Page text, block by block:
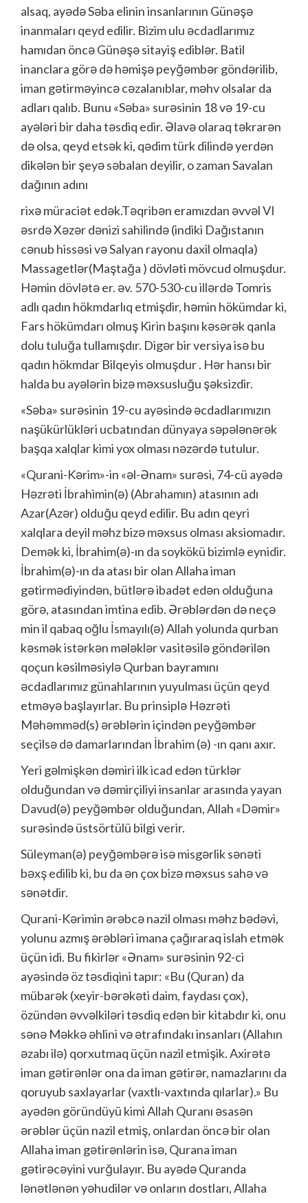
alsaq, ayədə Səba elinin insanlarının Günəşə
inanmaları qeyd edilir. Bizim ulu əcdadlarımız
hamıdan öncə Günəşə sitayiş ediblər. Batil
inanclara görə də həmişə peyğəmbər göndərilib,
iman gətirməyincə cəzalanıblar, məhv olsalar da
adları qalıb. Bunu «Səba» surəsinin 18 və 19-cu
ayələri bir daha təsdiq edir. Əlavə olaraq təkrarən
də olsa, qeyd etsək ki, qədim türk dilində yerdən
dikələn bir şeyə səbalan deyilir, o zaman Savalan
dağının adını
rixə müraciət edək.Təqribən eramızdan əvvəl VI
əsrdə Xəzər dənizi sahilində (indiki Dağıstanın
cənub hissəsi və Salyan rayonu daxil olmaqla)
Massagetlər(Maştağa ) dövləti mövcud olmuşdur.
Həmin dövlətə er. əv. 570-530-cu illərdə Tomris
adlı qadın hökmdarlıq etmişdir, həmin hökümdar ki,
Fars hökümdarı olmuş Kirin başını kəsərək qanla
dolu tuluğa tullamışdır. Digər bir versiya isə bu
qadın hökmdar Bilqeyis olmuşdur . Hər hansı bir
halda bu ayələrin bizə məxsusluğu şəksizdir.
«Səba» surəsinin 19-cu ayəsində əcdadlarımızın
naşükürlükləri ucbatından dünyaya səpələnərək
başqa xalqlar kimi yox olması nəzərdə tutulur.
«Qurani-Kərim»-in «əl-Ənam» surəsi, 74-cü ayədə
Həzrəti İbrahimin(ə) (Abrahamın) atasının adı
Azar(Azər) olduğu qeyd edilir. Bu adın qeyri
xalqlara deyil məhz bizə məxsus olması aksiomadır.
Demək ki, İbrahim(ə)-ın da soykökü bizimlə eynidir.
İbrahim(ə)-ın da atası bir olan Allaha iman
gətirmədiyindən, bütlərə ibadət edən olduğuna
görə, atasından imtina edib. Ərəblərdən də neçə
min il qabaq oğlu İsmayılı(ə) Allah yolunda qurban
kəsmək istərkən mələklər vasitəsilə göndərilən
qoçun kəsilməsiylə Qurban bayramını
əcdadlarımız günahlarının yuyulması üçün qeyd
etməyə başlayırlar. Bu prinsiplə Həzrəti
Məhəmməd(s) ərəblərin içindən peyğəmbər
seçilsə də damarlarından İbrahim (ə) -ın qanı axır.
Yeri gəlmişkən dəmiri ilk icad edən türklər
olduğundan və dəmirçiliyi insanlar arasında yayan
Davud(ə) peyğəmbər olduğundan, Allah «Dəmir»
surəsində üstsörtülü bilgi verir.
Süleyman(ə) peyğəmbərə isə misgərlik sənəti
bəxş edilib ki, bu da ən çox bizə məxsus sahə və
sənətdir.
Qurani-Kərimin ərəbcə nazil olması məhz bədəvi,
yolunu azmış ərəbləri imana çağıraraq islah etmək
üçün idi. Bu fikirlər «Ənam» surəsinin 92-ci
ayəsində öz təsdiqini tapır: «Bu (Quran) da
mübarək (xeyir-bərəkəti daim, faydası çox),
özündən əvvəlkiləri təsdiq edən bir kitabdır ki, onu
sənə Məkkə əhlini və ətrafındakı insanları (Allahın
əzabı ilə) qorxutmaq üçün nazil etmişik. Axirətə
iman gətirənlər ona da iman gətirər, namazlarını da
qoruyub saxlayarlar (vaxtlı-vaxtında qılarlar).» Bu
ayədən göründüyü kimi Allah Quranı əsasən
ərəblər üçün nazil etmiş, onlardan öncə bir olan
Allaha iman gətirənlərin isə, Qurana iman
gətirəcəyini vurğulayır. Bu ayədə Quranda
lənətlənən yəhudilər və onların dostları, Allaha